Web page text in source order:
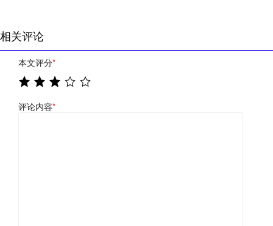
相关评论
本文评分*
评论内容*